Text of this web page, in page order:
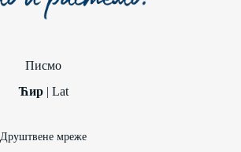
Писмо
Ћир| Lat
Друштвене мреже